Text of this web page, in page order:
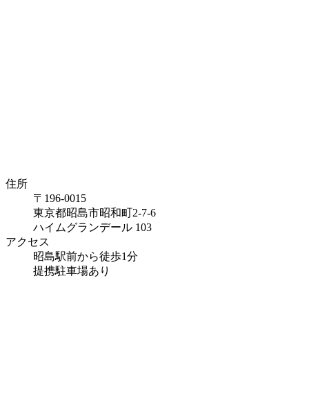
住所
〒196-0015
東京都昭島市昭和町2-7-6
ハイムグランデール 103
アクセス
昭島駅前から徒歩1分
提携駐車場あり